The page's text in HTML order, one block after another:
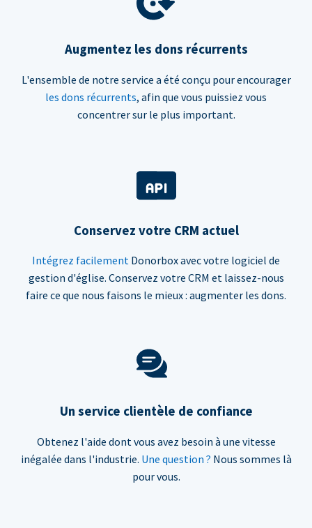
Augmentez les dons récurrents
L'ensemble de notre service a été conçu pour encourager
les dons récurrents, afin que vous puissiez vous
concentrer sur le plus important.
Conservez votre CRM actuel
Intégrez facilement Donorbox avec votre logiciel de
gestion d'église. Conservez votre CRM et laissez-nous
faire ce que nous faisons le mieux : augmenter les dons.
Un service clientèle de confiance
Obtenez l'aide dont vous avez besoin à une vitesse
inégalée dans l'industrie. Une question ? Nous sommes là
pour vous.